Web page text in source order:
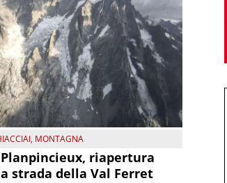
, MONTAGNA
riapertura
strada della Val Ferret